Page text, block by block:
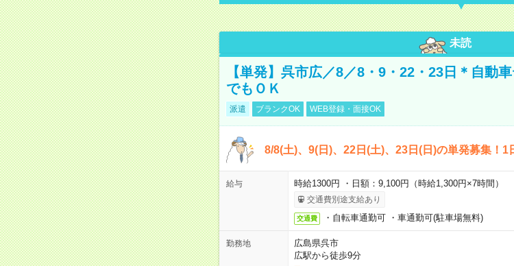
未読
【単発】呉市広／8／8・9・22・23日＊自動
でもＯＫ
派遣 ブランクOK WEB登録・面接OK
8/8(土)、9(日)、22日(土)、23日(日)の単発募集！1
給与 時給1300円 ・日額：9,100円（時給1,300円×7時間）
交通費別途支給あり
交通費 ・自転車通勤可 ・車通勤可(駐車場無料)
勤務地
広島県呉市
広駅から徒歩9分